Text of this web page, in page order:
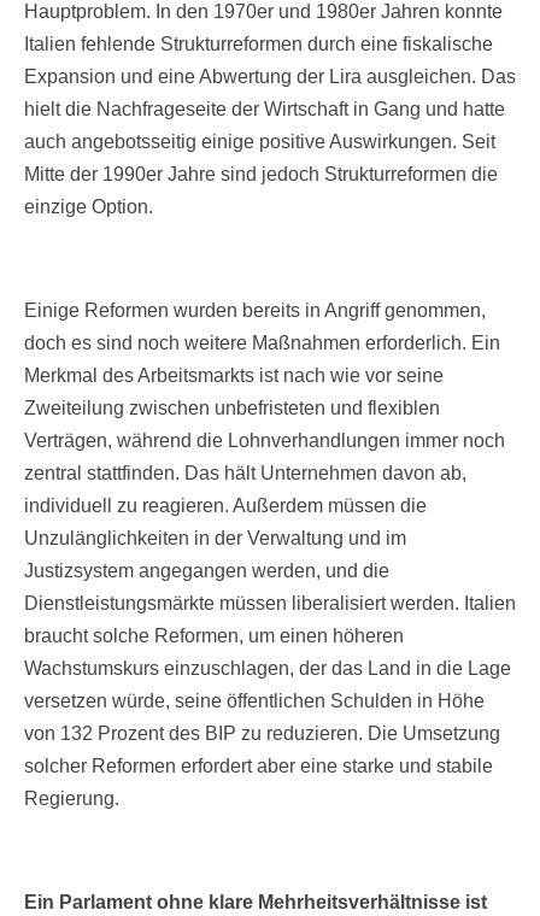
Hauptproblem. In den 1970er und 1980er Jahren konnte
Italien fehlende Strukturreformen durch eine fiskalische
Expansion und eine Abwertung der Lira ausgleichen. Das
hielt die Nachfrageseite der Wirtschaft in Gang und hatte
auch angebotsseitig einige positive Auswirkungen. Seit
Mitte der 1990er Jahre sind jedoch Strukturreformen die
einzige Option.
Einige Reformen wurden bereits in Angriff genommen,
doch es sind noch weitere Maßnahmen erforderlich. Ein
Merkmal des Arbeitsmarkts ist nach wie vor seine
Zweiteilung zwischen unbefristeten und flexiblen
Verträgen, während die Lohnverhandlungen immer noch
zentral stattfinden. Das hält Unternehmen davon ab,
individuell zu reagieren. Außerdem müssen die
Unzulänglichkeiten in der Verwaltung und im
Justizsystem angegangen werden, und die
Dienstleistungsmärkte müssen liberalisiert werden. Italien
braucht solche Reformen, um einen höheren
Wachstumskurs einzuschlagen, der das Land in die Lage
versetzen würde, seine öffentlichen Schulden in Höhe
von 132 Prozent des BIP zu reduzieren. Die Umsetzung
solcher Reformen erfordert aber eine starke und stabile
Regierung.
Ein Parlament ohne klare Mehrheitsverhältnisse ist